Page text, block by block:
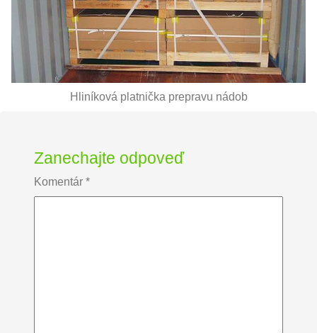
Hliníková platnička prepravu nádob
Zanechajte odpoveď
Komentár *